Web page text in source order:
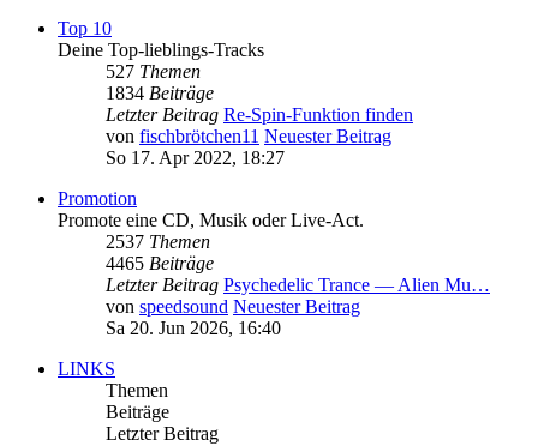
Top 10
Deine Top-lieblings-Tracks
527 Themen
1834 Beiträge
Letzter Beitrag Re-Spin-Funktion finden
von fischbrötchen11 Neuester Beitrag
So 17. Apr 2022, 18:27
Promotion
Promote eine CD, Musik oder Live-Act.
2537 Themen
4465 Beiträge
Letzter Beitrag Psychedelic Trance — Alien Mu…
von speedsound Neuester Beitrag
Sa 20. Jun 2026, 16:40
LINKS
Themen
Beiträge
Letzter Beitrag